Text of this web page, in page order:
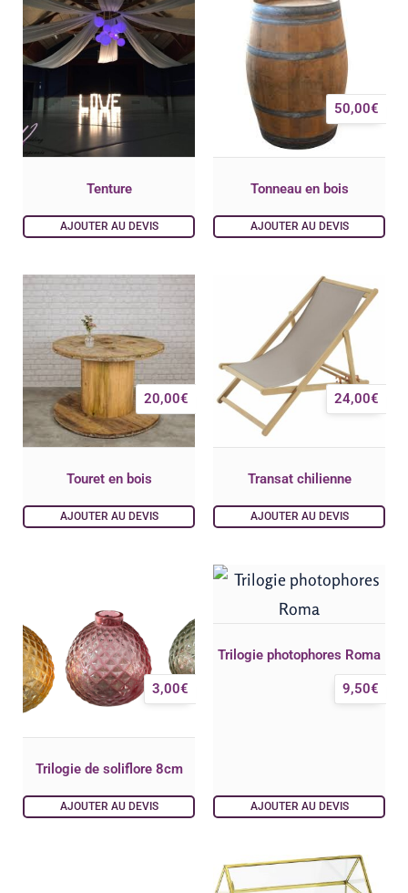
Tenture
AJOUTER AU DEVIS
Tonneau en bois
50,00€
AJOUTER AU DEVIS
Touret en bois
20,00€
AJOUTER AU DEVIS
Transat chilienne
24,00€
AJOUTER AU DEVIS
Trilogie de soliflore 8cm
3,00€
AJOUTER AU DEVIS
Trilogie photophores Roma
9,50€
AJOUTER AU DEVIS